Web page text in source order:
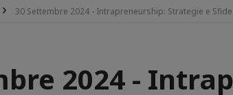
30 Settembre 2024 - Intrapreneurship: Strategie e Sfide
2024 -